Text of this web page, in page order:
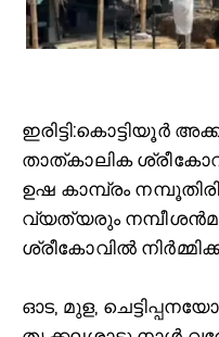
ഇരിട്ടി:കൊട്ടിയൂർ
താത്കാലിക
ഉഷ കാമ്പ്രം
വ്യത്യരും
ശ്രീകോവില്‍
ഓട, മുള,